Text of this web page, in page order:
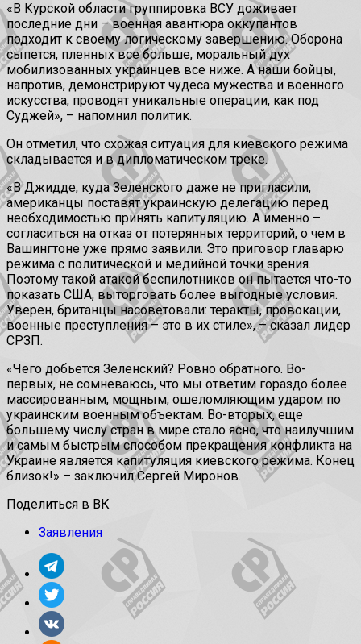
«В Курской области группировка ВСУ доживает
последние дни – военная авантюра оккупантов
подходит к своему логическому завершению. Оборона
сыпется, пленных все больше, моральный дух
мобилизованных украинцев все ниже. А наши бойцы,
напротив, демонстрируют чудеса мужества и военного
искусства, проводят уникальные операции, как под
Суджей», – напомнил политик.
Он отметил, что схожая ситуация для киевского режима
складывается и в дипломатическом треке.
«В Джидде, куда Зеленского даже не пригласили,
американцы поставят украинскую делегацию перед
необходимостью принять капитуляцию. А именно –
согласиться на отказ от потерянных территорий, о чем в
Вашингтоне уже прямо заявили. Это приговор главарю
режима с политической и медийной точки зрения.
Поэтому такой атакой беспилотников он пытается что-то
показать США, выторговать более выгодные условия.
Уверен, британцы насоветовали: теракты, провокации,
военные преступления – это в их стиле», – сказал лидер
СРЗП.
«Чего добьется Зеленский? Ровно обратного. Во-
первых, не сомневаюсь, что мы ответим гораздо более
массированным, мощным, ошеломляющим ударом по
украинским военным объектам. Во-вторых, еще
большему числу стран в мире стало ясно, что наилучшим
и самым быстрым способом прекращения конфликта на
Украине является капитуляция киевского режима. Конец
близок!» – заключил Сергей Миронов.
Поделиться в ВК
Заявления